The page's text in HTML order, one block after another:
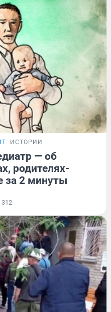
ИСТОРИИ
— об
родителях-
за 2 минуты
312